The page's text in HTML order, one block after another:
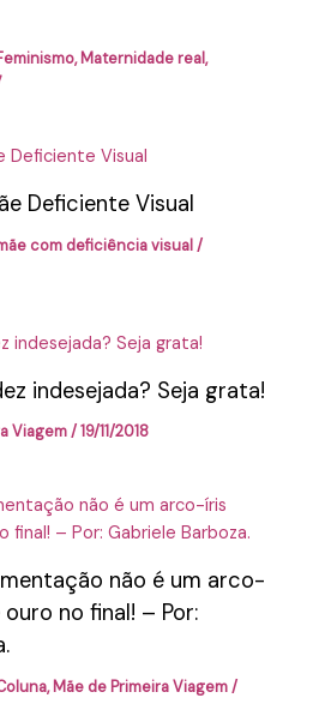
,Maternidade real,
Deficiente Visual
com deficiência visual/
indesejada? Seja grata!
Viagem/19/11/2018
não é um arco-
no final! – Por:
,Mãe de Primeira Viagem/